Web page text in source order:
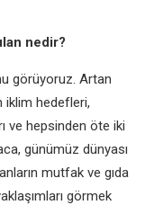
nedir?
görüyoruz. Artan
iklim hedefleri,
ve hepsinden öte iki
günümüz dünyası
mutfak ve gıda
görmek